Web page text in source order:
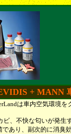
+ MANN
は車内空気環境
ビ、不快な匂いが発
あり、副次的に消臭